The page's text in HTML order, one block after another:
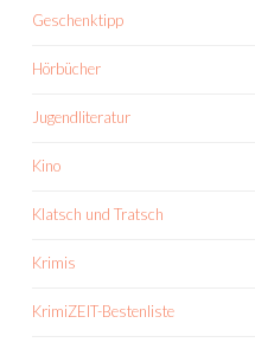
Geschenktipp
Hörbücher
Jugendliteratur
Kino
Klatsch und Tratsch
Krimis
KrimiZEIT-Bestenliste